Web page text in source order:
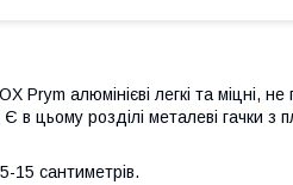
Prym алюмінієві легкі та міцні,
в цьому розділі металеві гачки з
15 сантиметрів.